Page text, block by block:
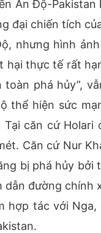
Ấn Độ-
đại chiến tích
nhưng hình
hại thực tế rất
toàn phá hủy”,
thể hiện sức
Tại căn cứ
Căn cứ Nur
bị phá hủy bởi
dẫn đường chính
hợp tác với